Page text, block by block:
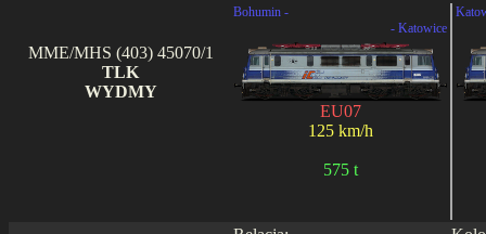
MME/MHS (403) 45070/1
TLK
WYDMY
Bohumin -
- Katowice
EU07
125 km/h
575 t